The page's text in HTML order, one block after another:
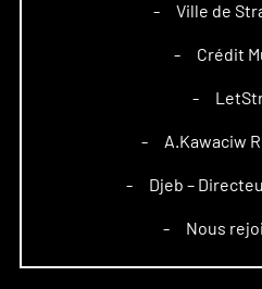
– Ville de
– Crédit
–
– A.Kawaciw
– Djeb –
– Nous